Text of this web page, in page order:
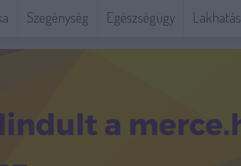
Szegénység Egészségügy Lakhatás